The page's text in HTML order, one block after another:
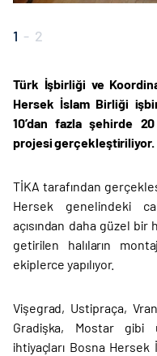
1 - 2
Türk İşbirliği ve
Hersek İslam Birliği
10’dan fazla şehirde
projesi gerçekleştiriliyor.
TİKA tarafından
Hersek genelindeki
açısından daha güzel bir
getirilen halıların
ekiplerce yapılıyor.
Vişegrad, Ustipraça,
Gradişka, Mostar gibi
ihtiyaçları Bosna